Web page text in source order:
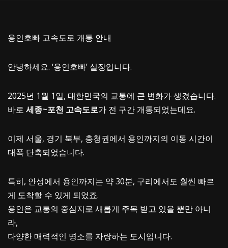
용인호빠 고속도로 개통 안내
안녕하세요. ‘용인호빠’ 실장입니다.
2025년 1월 1일, 대한민국의 교통에 큰 변화가 생겼습니다.
바로 세종~포천 고속도로가 전 구간 개통되었는데요.
이제 서울, 경기 북부, 충청권에서 용인까지의 이동 시간이
대폭 단축되었습니다.
특히, 안성에서 용인까지는 약 30분, 구리에서도 훨씬 빠르
게 도착할 수 있게 되었죠.
용인은 교통의 중심지로 새롭게 주목 받고 있을 뿐만 아니
라,
다양한 매력적인 명소를 자랑하는 도시입니다.